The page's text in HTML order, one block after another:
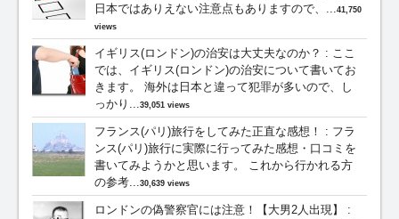
日本ではありえない注意点もありますので、...41,750
views
イギリス(ロンドン)の治安は大丈夫なのか？ : ここ
では、イギリス(ロンドン)の治安について書いてお
きます。 海外は日本と違って犯罪が多いので、し
っかり...39,051 views
フランス(パリ)旅行をしてみた正直な感想！ : フラ
ンス(パリ)旅行に実際に行ってみた感想・口コミを
書いてみようかと思います。 これから行かれる方
の参考...30,639 views
ロンドンの偽警察官には注意！【大男2人出現】
: